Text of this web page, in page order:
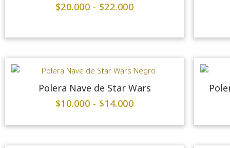
$20.000 - $22.000
Polera Nave de Star Wars
$10.000 - $14.000